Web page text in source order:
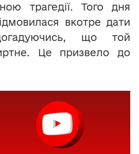
трагедії. Того дня
вкотре дати
що той
Це призвело до